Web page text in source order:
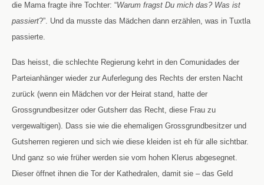
die Mama fragte ihre Tochter: “Warum fragst Du mich das? Was ist
passiert?”. Und da musste das Mädchen dann erzählen, was in Tuxtla
passierte.
Das heisst, die schlechte Regierung kehrt in den Comunidades der
Parteianhänger wieder zur Auferlegung des Rechts der ersten Nacht
zurück (wenn ein Mädchen vor der Heirat stand, hatte der
Grossgrundbesitzer oder Gutsherr das Recht, diese Frau zu
vergewaltigen). Dass sie wie die ehemaligen Grossgrundbesitzer und
Gutsherren regieren und sich wie diese kleiden ist eh für alle sichtbar.
Und ganz so wie früher werden sie vom hohen Klerus abgesegnet.
Dieser öffnet ihnen die Tor der Kathedralen, damit sie – das Geld